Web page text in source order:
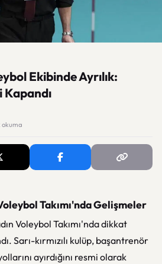
Ekibinde Ayrılık:
okuma
Takımı'nda Gelişmeler
Voleybol Takımı'nda dikkat
Sarı-kırmızılı kulüp, başantrenör
ayırdığını resmi olarak